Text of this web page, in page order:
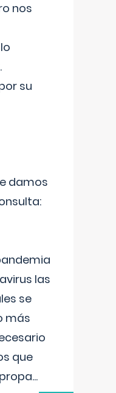
nos
su
damos
las
se
más
que
...